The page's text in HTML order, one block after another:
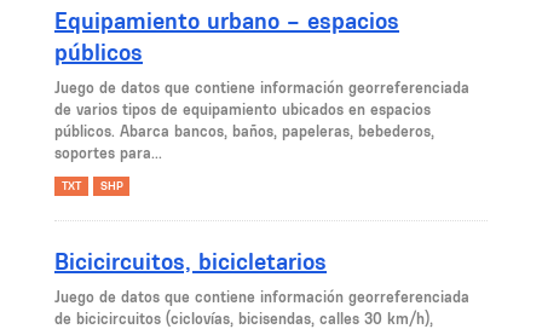
Equipamiento urbano – espacios
públicos
Juego de datos que contiene información georreferenciada
de varios tipos de equipamiento ubicados en espacios
públicos. Abarca bancos, baños, papeleras, bebederos,
soportes para...
TXT SHP
Bicicircuitos, bicicletarios
Juego de datos que contiene información georreferenciada
de bicicircuitos (ciclovías, bicisendas, calles 30 km/h),